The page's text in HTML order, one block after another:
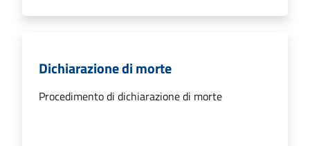
Dichiarazione di morte
Procedimento di dichiarazione di morte